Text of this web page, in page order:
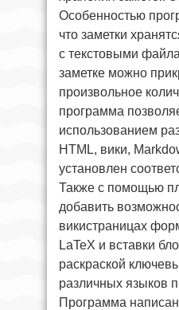
Особенностью
что заметки
с текстовыми
заметке можно
произвольное
программа
использованием
HTML, вики,
установлен
Также с помощью
добавить
викистраницах
LaTeX и вставки
раскраской
различных языков
Программа